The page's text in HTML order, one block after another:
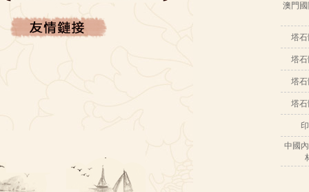
澳門
塔
塔
塔
塔
中國